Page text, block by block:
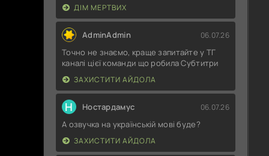
ДІМ МЕРТВИХ
AdminAdmin 06.07.26
Точно не знаємо, краще запитайте у ТГ
каналі цієї команди що робила Субтитри
ЗАХИСТИТИ АЙДОЛА
Н Ностардамус 06.07.26
А озвучка на українській мові буде?
ЗАХИСТИТИ АЙДОЛА